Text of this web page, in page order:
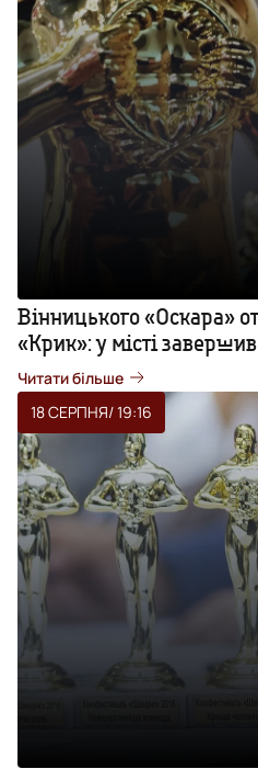
Вінницького «Оскара»
«Крик»: у місті
Читати більше
18 СЕРПНЯ/ 19:16